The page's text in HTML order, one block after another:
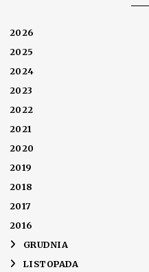
2026
2025
2024
2023
2022
2021
2020
2019
2018
2017
2016
► GRUDNIA
► LISTOPADA